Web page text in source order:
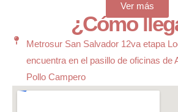
Ver más
¿Cómo
Metrosur San Salvador 12va etapa
encuentra en el pasillo de oficinas de
Pollo Campero